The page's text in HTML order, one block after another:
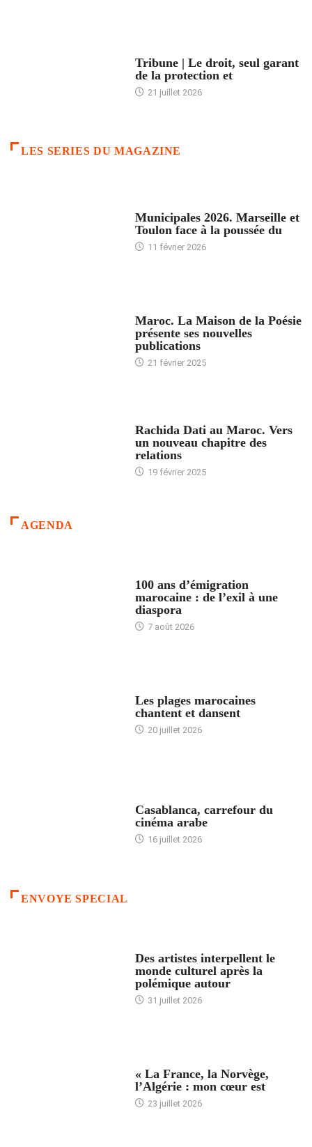
Tribune | Le droit, seul garant
de la protection et
21 juillet 2026
LES SERIES DU MAGAZINE
Municipales 2026. Marseille et
Toulon face à la poussée du
11 février 2026
Maroc. La Maison de la Poésie
présente ses nouvelles
publications
21 février 2025
Rachida Dati au Maroc. Vers
un nouveau chapitre des
relations
19 février 2025
AGENDA
100 ans d’émigration
marocaine : de l’exil à une
diaspora
7 août 2026
Les plages marocaines
chantent et dansent
20 juillet 2026
Casablanca, carrefour du
cinéma arabe
16 juillet 2026
ENVOYE SPECIAL
Des artistes interpellent le
monde culturel après la
polémique autour
31 juillet 2026
« La France, la Norvège,
l’Algérie : mon cœur est
23 juillet 2026